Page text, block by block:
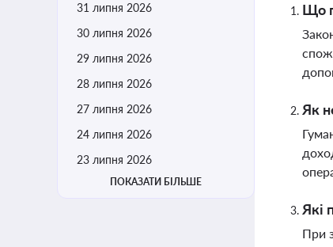
31 липня 2026
30 липня 2026
29 липня 2026
28 липня 2026
27 липня 2026
24 липня 2026
23 липня 2026
ПОКАЗАТИ БІЛЬШЕ
Що
Як
Які
При